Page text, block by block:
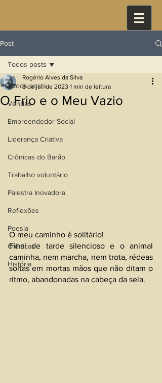
Post
Todos posts
Vendas
Empreendedor Social
Liderança Criativa
Crônicas do Barão
Trabalho voluntário
Palestra Inovadora
Reflexões
Poesia
Crônicas
História
Todos posts
O Frio e o Meu Vazio
Rogério Alves da Silva
8 de jul. de 2023 1 min de leitura
O meu caminho é solitário!
Final de tarde silencioso e o animal
caminha, nem marcha, nem trota, rédeas
soltas em mortas mãos que não ditam o
ritmo, abandonadas na cabeça da sela.